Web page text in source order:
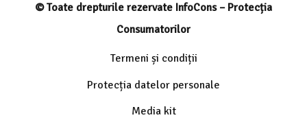
© Toate drepturile rezervate InfoCons – Protecția
Consumatorilor
Termeni și condiții
Protecția datelor personale
Media kit